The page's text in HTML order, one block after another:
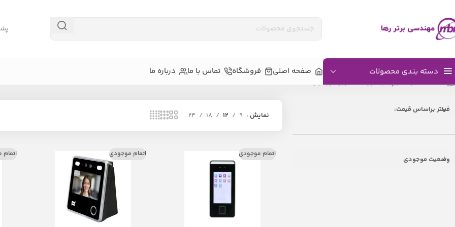
دسته بندی محصولات
دستگاه‌های تشخیص چهره دستگاه‌های کارتی و رمزی
صفحه اصلی فروشگاه تماس با ما درباره ما
خانه محصولات برچسب خورده “فناوری نور مرئی”
فیلتر براساس قیمت:
وضعیت موجودی
نمایش 9
12
18
24
اتمام موجودی اتمام موجودی